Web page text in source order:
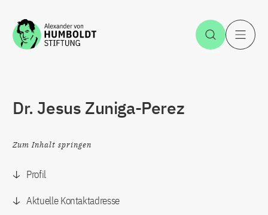
Zum Inhalt springen Suche
Dr. Jesus Zuniga-Perez
Zum Inhalt springen
Profil
Aktuelle Kontaktadresse